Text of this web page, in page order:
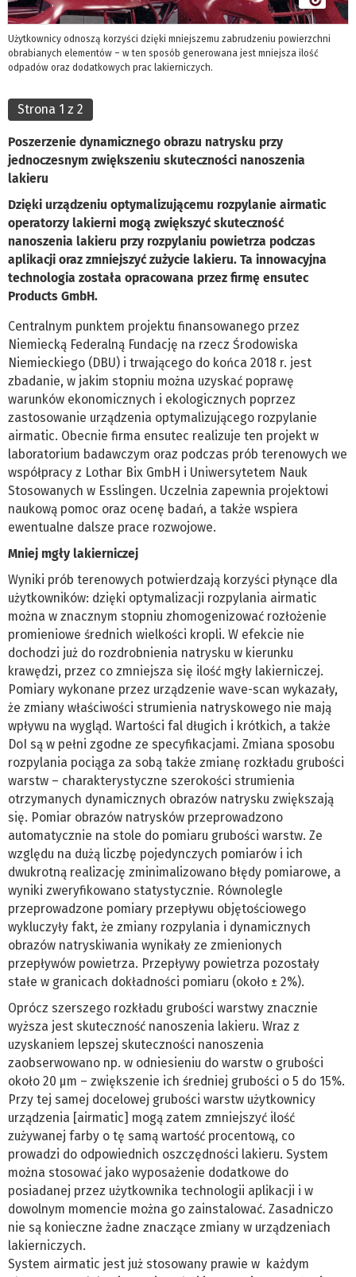
Użytkownicy odnoszą korzyści dzięki mniejszemu zabrudzeniu powierzchni
obrabianych elementów – w ten sposób generowana jest mniejsza ilość
odpadów oraz dodatkowych prac lakierniczych.
Strona 1 z 2
Poszerzenie dynamicznego obrazu natrysku przy
jednoczesnym zwiększeniu skuteczności nanoszenia
lakieru
Dzięki urządzeniu optymalizującemu rozpylanie airmatic
operatorzy lakierni mogą zwiększyć skuteczność
nanoszenia lakieru przy rozpylaniu powietrza podczas
aplikacji oraz zmniejszyć zużycie lakieru. Ta innowacyjna
technologia została opracowana przez firmę ensutec
Products GmbH.
Centralnym punktem projektu finansowanego przez
Niemiecką Federalną Fundację na rzecz Środowiska
Niemieckiego (DBU) i trwającego do końca 2018 r. jest
zbadanie, w jakim stopniu można uzyskać poprawę
warunków ekonomicznych i ekologicznych poprzez
zastosowanie urządzenia optymalizującego rozpylanie
airmatic. Obecnie firma ensutec realizuje ten projekt w
laboratorium badawczym oraz podczas prób terenowych we
współpracy z Lothar Bix GmbH i Uniwersytetem Nauk
Stosowanych w Esslingen. Uczelnia zapewnia projektowi
naukową pomoc oraz ocenę badań, a także wspiera
ewentualne dalsze prace rozwojowe.
Mniej mgły lakierniczej
Wyniki prób terenowych potwierdzają korzyści płynące dla
użytkowników: dzięki optymalizacji rozpylania airmatic
można w znacznym stopniu zhomogenizować rozłożenie
promieniowe średnich wielkości kropli. W efekcie nie
dochodzi już do rozdrobnienia natrysku w kierunku
krawędzi, przez co zmniejsza się ilość mgły lakierniczej.
Pomiary wykonane przez urządzenie wave-scan wykazały,
że zmiany właściwości strumienia natryskowego nie mają
wpływu na wygląd. Wartości fal długich i krótkich, a także
DoI są w pełni zgodne ze specyfikacjami. Zmiana sposobu
rozpylania pociąga za sobą także zmianę rozkładu grubości
warstw – charakterystyczne szerokości strumienia
otrzymanych dynamicznych obrazów natrysku zwiększają
się. Pomiar obrazów natrysków przeprowadzono
automatycznie na stole do pomiaru grubości warstw. Ze
względu na dużą liczbę pojedynczych pomiarów i ich
dwukrotną realizację zminimalizowano błędy pomiarowe, a
wyniki zweryfikowano statystycznie. Równolegle
przeprowadzone pomiary przepływu objętościowego
wykluczyły fakt, że zmiany rozpylania i dynamicznych
obrazów natryskiwania wynikały ze zmienionych
przepływów powietrza. Przepływy powietrza pozostały
stałe w granicach dokładności pomiaru (około ± 2%).
Oprócz szerszego rozkładu grubości warstwy znacznie
wyższa jest skuteczność nanoszenia lakieru. Wraz z
uzyskaniem lepszej skuteczności nanoszenia
zaobserwowano np. w odniesieniu do warstw o grubości
około 20 μm – zwiększenie ich średniej grubości o 5 do 15%.
Przy tej samej docelowej grubości warstw użytkownicy
urządzenia [airmatic] mogą zatem zmniejszyć ilość
zużywanej farby o tę samą wartość procentową, co
prowadzi do odpowiednich oszczędności lakieru. System
można stosować jako wyposażenie dodatkowe do
posiadanej przez użytkownika technologii aplikacji i w
dowolnym momencie można go zainstalować. Zasadniczo
nie są konieczne żadne znaczące zmiany w urządzeniach
lakierniczych.
System airmatic jest już stosowany prawie w każdym